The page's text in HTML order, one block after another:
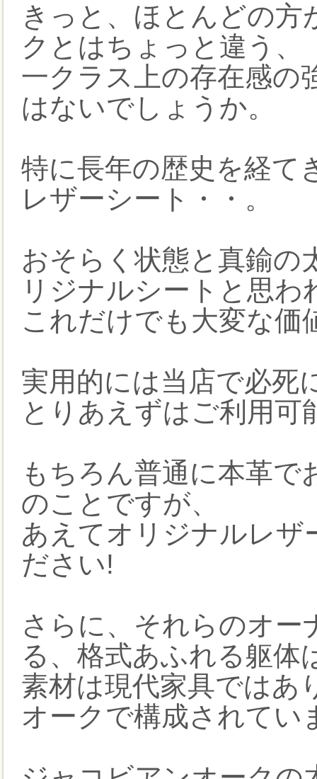
きっと、ほとんどの方
クとはちょっと違う、
一クラス上の存在感の
はないでしょうか。
特に長年の歴史を経て
レザーシート・・。
おそらく状態と真鍮の
リジナルシートと思わ
これだけでも大変な価
実用的には当店で必死
とりあえずはご利用可
もちろん普通に本革
のことですが、
あえてオリジナルレザ
ださい!
さらに、それらのオ
る、格式あふれる躯体
素材は現代家具ではあ
オークで構成されてい